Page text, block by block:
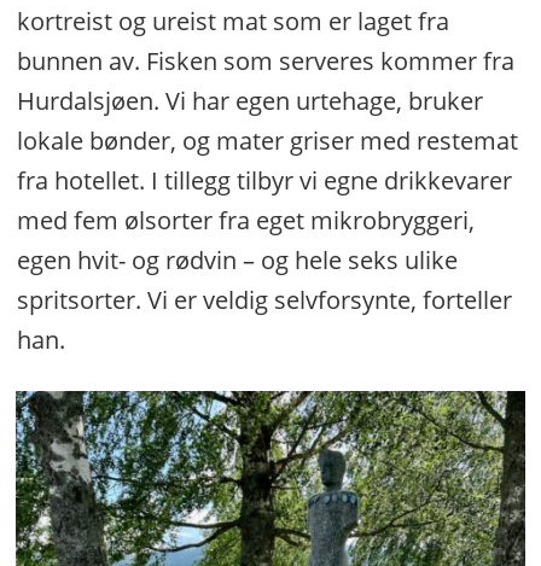
kortreist og ureist mat som er laget fra
bunnen av. Fisken som serveres kommer fra
Hurdalsjøen. Vi har egen urtehage, bruker
lokale bønder, og mater griser med restemat
fra hotellet. I tillegg tilbyr vi egne drikkevarer
med fem ølsorter fra eget mikrobryggeri,
egen hvit- og rødvin – og hele seks ulike
spritsorter. Vi er veldig selvforsynte, forteller
han.